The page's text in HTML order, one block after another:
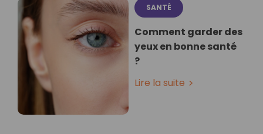
SANTÉ
Comment garder des
yeux en bonne santé
?
Lire la suite